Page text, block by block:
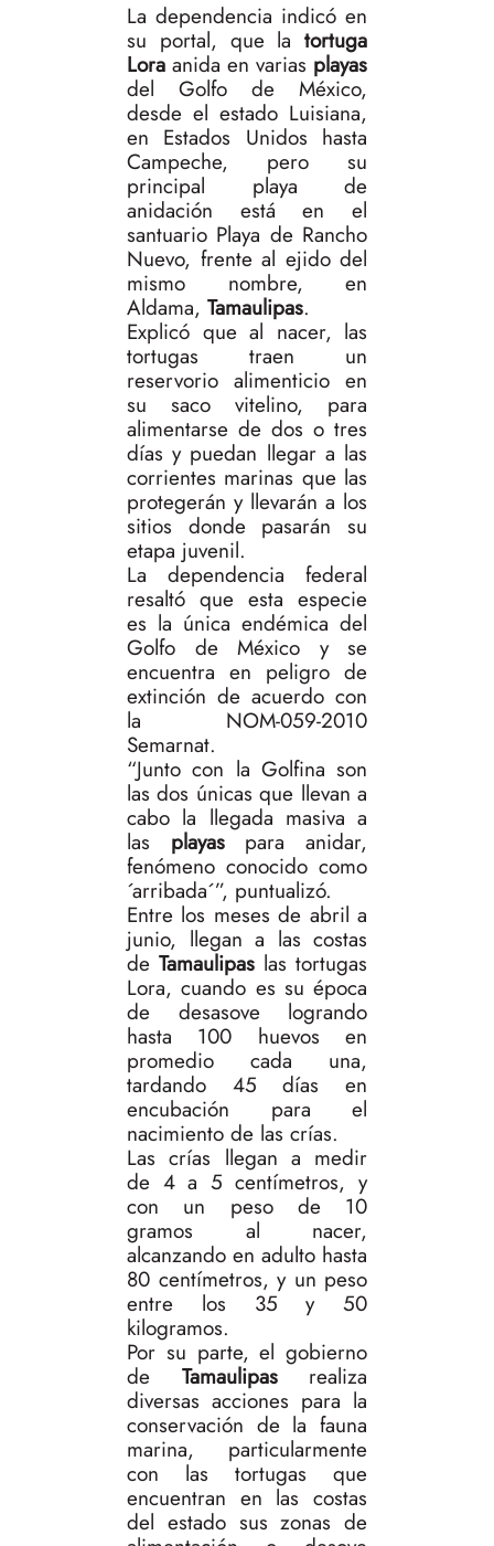
La dependencia indicó en
su portal, que la tortuga
Lora anida en varias playas
del Golfo de México,
desde el estado Luisiana,
en Estados Unidos hasta
Campeche, pero su
principal playa de
anidación está en el
santuario Playa de Rancho
Nuevo, frente al ejido del
mismo nombre, en
Aldama, Tamaulipas.
Explicó que al nacer, las
tortugas traen un
reservorio alimenticio en
su saco vitelino, para
alimentarse de dos o tres
días y puedan llegar a las
corrientes marinas que las
protegerán y llevarán a los
sitios donde pasarán su
etapa juvenil.
La dependencia federal
resaltó que esta especie
es la única endémica del
Golfo de México y se
encuentra en peligro de
extinción de acuerdo con
la NOM-059-2010
Semarnat.
“Junto con la Golfina son
las dos únicas que llevan a
cabo la llegada masiva a
las playaspara anidar,
fenómeno conocido como
´arribada´”, puntualizó.
Entre los meses de abril a
junio, llegan a las costas
de Tamaulipas las tortugas
Lora, cuando es su época
de desasove logrando
hasta 100 huevos en
promedio cada una,
tardando 45 días en
encubación para el
nacimiento de las crías.
Las crías llegan a medir
de 4 a 5 centímetros, y
con un peso de 10
gramos al nacer,
alcanzando en adulto hasta
80 centímetros, y un peso
entre los 35 y 50
kilogramos.
Por su parte, el gobierno
de Tamaulipasrealiza
diversas acciones para la
conservación de la fauna
marina, particularmente
con las tortugas que
encuentran en las costas
del estado sus zonas de